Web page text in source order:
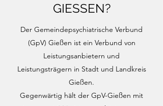
GIESSEN?
Der Gemeindepsychiatrische Verbund
(GpV) Gießen ist ein Verbund von
Leistungsanbietern und
Leistungsträgern in Stadt und Landkreis
Gießen.
Gegenwärtig hält der GpV-Gießen mit